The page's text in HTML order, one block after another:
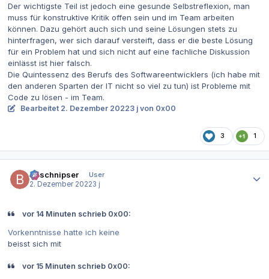
Der wichtigste Teil ist jedoch eine gesunde Selbstreflexion, man
muss für konstruktive Kritik offen sein und im Team arbeiten
können. Dazu gehört auch sich und seine Lösungen stets zu
hinterfragen, wer sich darauf versteift, dass er die beste Lösung
für ein Problem hat und sich nicht auf eine fachliche Diskussion
einlässt ist hier falsch.
Die Quintessenz des Berufs des Softwareentwicklers (ich habe mit
den anderen Sparten der IT nicht so viel zu tun) ist Probleme mit
Code zu lösen - im Team.
Bearbeitet 2. Dezember 20223 j von 0x00
3 1
Bitschnipser
User
2. Dezember 20223 j
vor 14 Minuten schrieb 0x00:
Vorkenntnisse hatte ich keine
beisst sich mit
vor 15 Minuten schrieb 0x00: